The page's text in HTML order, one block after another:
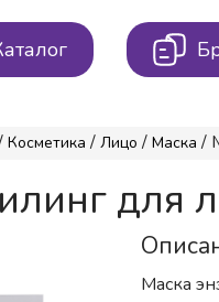
Косметика / Лицо / Маска /
Маска